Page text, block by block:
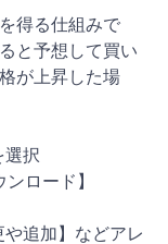
得る仕組みで
と予想して買い
が上昇した場
選択
ロード】
追加】などアレ